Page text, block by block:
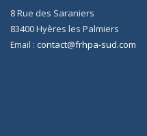
8 Rue des Saraniers
83400Hyères les Palmiers
Email : contact@frhpa-sud.com